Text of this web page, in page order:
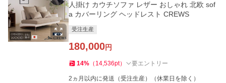
人掛け カウチソファ レザー おしゃれ 北欧 sof
a カバーリング ヘッドレスト CREWS
受注生産
180,000円
14% （ 14,536pt） 要エントリー
2ヵ月以内に発送（受注生産）（休業日を除く）